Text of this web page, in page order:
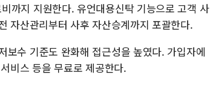
까지 지원한다. 유언대용신탁 기능으로 고객 사
자산관리부터 사후 자산승계까지 포괄한다.
보수 기준도 완화해 접근성을 높였다. 가입자에
비스 등을 무료로 제공한다.